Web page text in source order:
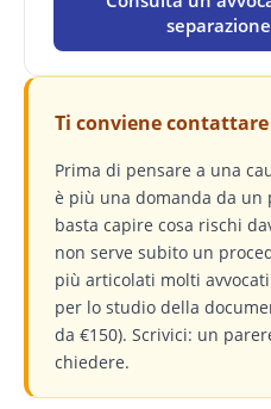
Ti conviene
Prima di pensare a una
è più una domanda da un
basta capire cosa rischi
non serve subito un
più articolati molti
per lo studio della
da €150). Scrivici: un
chiedere.